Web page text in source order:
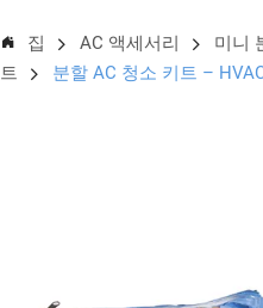
집 AC 액세서리 미니
트
분할 AC 청소 키트 –